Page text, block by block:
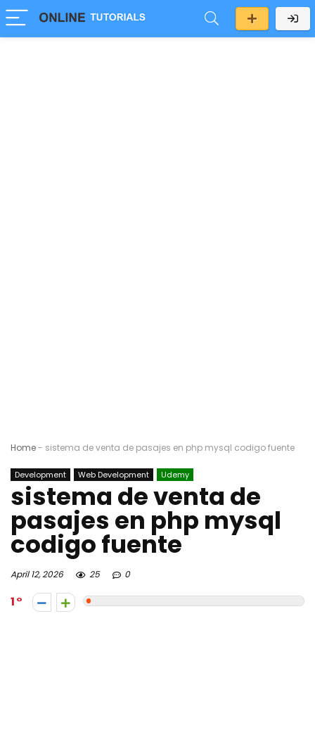
Home- sistema de venta de pasajes en php mysql codigo fuente
Development Web Development Udemy
sistema de venta de
pasajes en php mysql
codigo fuente
April 12, 2026 25 0
1